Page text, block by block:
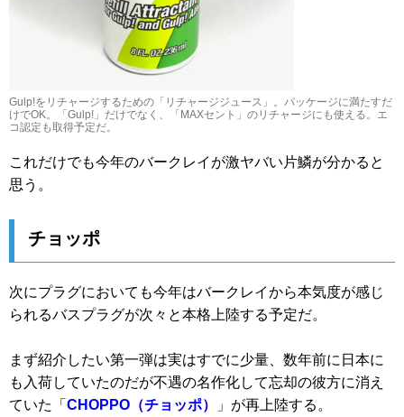
Gulp!をリチャージするための「リチャージジュース」。パッケージに満たすだ
けでOK。「Gulp!」だけでなく、「MAXセント」のリチャージにも使える。エ
コ認定も取得予定だ。
これだけでも今年のバークレイが激ヤバい片鱗が分かると
思う。
チョッポ
次にプラグにおいても今年はバークレイから本気度が感じ
られるバスプラグが次々と本格上陸する予定だ。
まず紹介したい第一弾は実はすでに少量、数年前に日本に
も入荷していたのだが不遇の名作化して忘却の彼方に消え
ていた「 CHOPPO（チョッポ） 」が再上陸する。